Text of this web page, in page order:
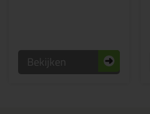
Bekijken